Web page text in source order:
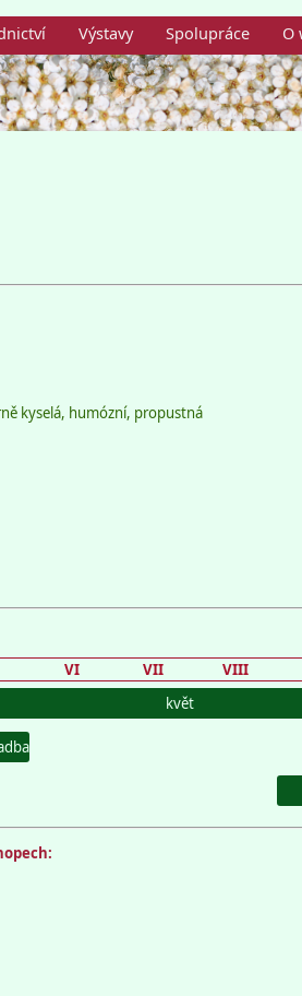
Výstavy Spolupráce O
kyselá, humózní, propustná
VI VII
VIII
květ